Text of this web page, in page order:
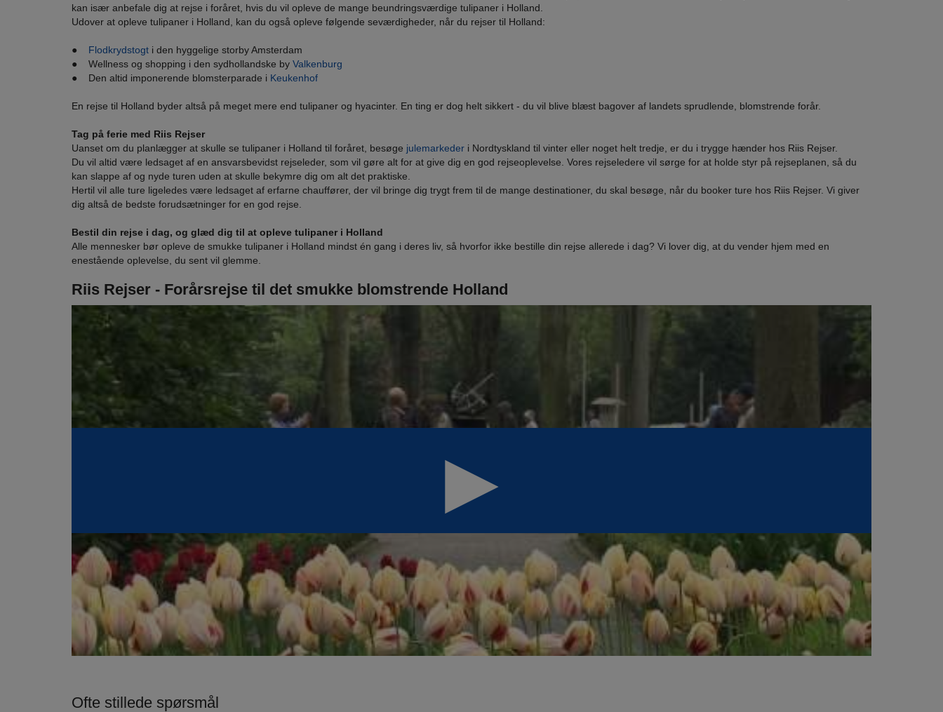
kan især anbefale dig at rejse i foråret, hvis du vil opleve de mange beundringsværdige tulipaner i Holland.
Udover at opleve tulipaner i Holland, kan du også opleve følgende seværdigheder, når du rejser til Holland:
● Flodkrydstogt i den hyggelige storby Amsterdam
● Wellness og shopping i den sydhollandske by Valkenburg
● Den altid imponerende blomsterparade i Keukenhof
En rejse til Holland byder altså på meget mere end tulipaner og hyacinter. En ting er dog helt sikkert - du vil blive blæst bagover af landets sprudlende, blomstrende forår.
Tag på ferie med Riis Rejser
Uanset om du planlægger at skulle se tulipaner i Holland til foråret, besøge julemarkeder i Nordtyskland til vinter eller noget helt tredje, er du i trygge hænder hos Riis Rejser.
Du vil altid være ledsaget af en ansvarsbevidst rejseleder, som vil gøre alt for at give dig en god rejseoplevelse. Vores rejseledere vil sørge for at holde styr på rejseplanen, så du
kan slappe af og nyde turen uden at skulle bekymre dig om alt det praktiske.
Hertil vil alle ture ligeledes være ledsaget af erfarne chauffører, der vil bringe dig trygt frem til de mange destinationer, du skal besøge, når du booker ture hos Riis Rejser. Vi giver
dig altså de bedste forudsætninger for en god rejse.
Bestil din rejse i dag, og glæd dig til at opleve tulipaner i Holland
Alle mennesker bør opleve de smukke tulipaner i Holland mindst én gang i deres liv, så hvorfor ikke bestille din rejse allerede i dag? Vi lover dig, at du vender hjem med en
enestående oplevelse, du sent vil glemme.
Riis Rejser - Forårsrejse til det smukke blomstrende Holland
Ofte stillede spørsmål